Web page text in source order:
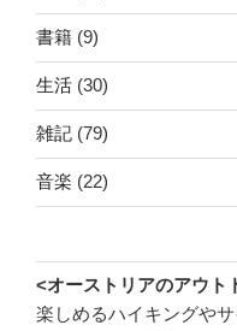
書籍 (9)
生活 (30)
雑記 (79)
音楽 (22)
<オーストリアのアウト
楽しめるハイキングや